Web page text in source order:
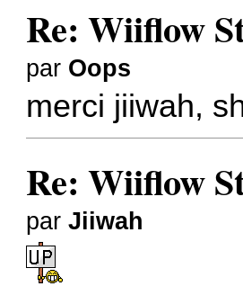
Re: Wiiflow
par Oops
merci jiiwah,
Re: Wiiflow
parJiiwah